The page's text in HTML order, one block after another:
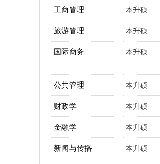
工商管理 本升硕
旅游管理 本升硕
国际商务 本升硕
公共管理 本升硕
财政学 本升硕
金融学 本升硕
新闻与传播 本升硕